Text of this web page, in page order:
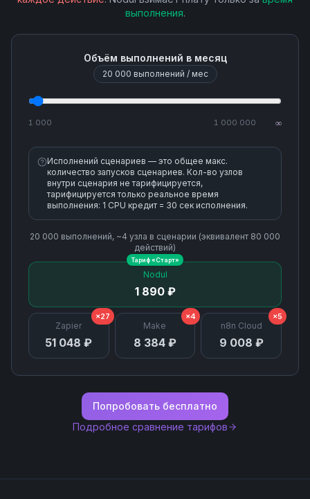
Retrieve Payout
Retrieve an Invoice
Update Customer
Update Invoice
Update Invoice Line Item
Void Invoice
выполнения.
Объём выполнений в месяц
20 000 выполнений / мес
1 000 1 000 000 ∞
Исполнений сценариев — это общее макс.
количество запусков сценариев. Кол-во узлов
внутри сценария не тарифицируется,
тарифицируется только реальное время
выполнения: 1 CPU кредит = 30 сек исполнения.
20 000 выполнений, ~4 узла в сценарии (эквивалент 80 000
действий)
Nodul
1 890 ₽
Тариф «Старт»
Zapier
51 048 ₽
×27
Make
8 384 ₽
×4
n8n Cloud
9 008 ₽
×5
Попробовать бесплатно
Подробное сравнение тарифов